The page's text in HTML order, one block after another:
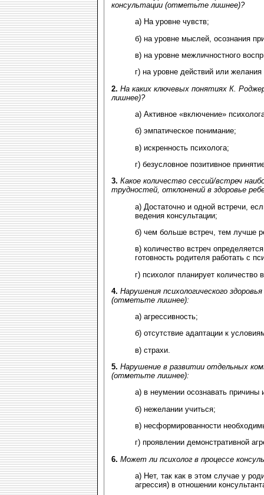
консультации (отметьте лишнее)?
а) На уровне чувств;
б) на уровне мыслей, осознания
в) на уровне межличностного
г) на уровне действий или желания
2. На каких ключевых понятиях К.
лишнее)?
а) Активное «включение»
б) эмпатическое понимание;
в) искренность психолога;
г) безусловное позитивное
3. Какое количество сессий/встреч
трудностей, отклонений в здоровье
а) Достаточно и одной встречи,
ведения консультации;
б) чем больше встреч, тем лучше
в) количество встреч
готовность родителя работать с
г) психолог планирует количество
4. Нарушения психологического
(отметьте лишнее):
а) агрессивность;
б) отсутствие адаптации к
в) страхи.
5. Нарушение в развитии отдельных
(отметьте лишнее):
а) в неумении осознавать причины
б) нежелании учиться;
в) несформированности
г) проявлении демонстративной
6. Может ли психолог в процессе
а) Нет, так как в этом случае у
агрессия) в отношении